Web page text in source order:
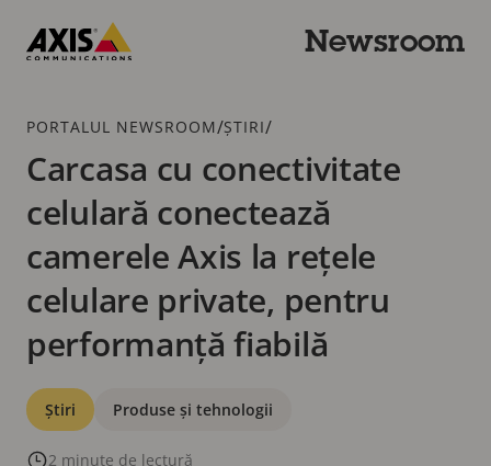
conținutul
Newsroom
Urme
PORTALUL NEWSROOM/ȘTIRI/
Carcasa cu conectivitate
celulară conectează
camerele Axis la rețele
celulare private, pentru
performanță fiabilă
Categorii
Știri Produse și tehnologii
2 minute de lectură